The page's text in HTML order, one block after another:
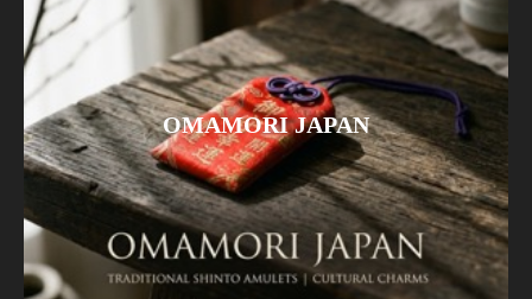
OMAMORI JAPAN